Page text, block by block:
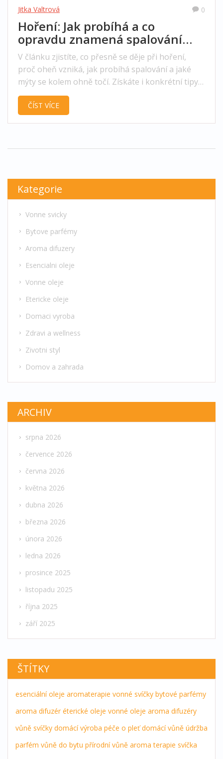
Jitka Valtrová
0
Hoření: Jak probíhá a co
opravdu znamená spalování
látek
V článku zjistíte, co přesně se děje při hoření,
proč oheň vzniká, jak probíhá spalování a jaké
mýty se kolem ohně točí. Získáte i konkrétní tipy
na bezpečné zacházení s ohněm.
ČÍST VÍCE
Kategorie
Vonne svicky
Bytove parfémy
Aroma difuzery
Esencialni oleje
Vonne oleje
Etericke oleje
Domaci vyroba
Zdravi a wellness
Zivotni styl
Domov a zahrada
ARCHIV
srpna 2026
července 2026
června 2026
května 2026
dubna 2026
března 2026
února 2026
ledna 2026
prosince 2025
listopadu 2025
října 2025
září 2025
ŠTÍTKY
esenciální oleje aromaterapie vonné svíčky bytové parfémy
aroma difuzér éterické oleje vonné oleje aroma difuzéry
vůně svíčky domácí výroba péče o pleť domácí vůně údržba
parfém vůně do bytu přírodní vůně aroma terapie svíčka